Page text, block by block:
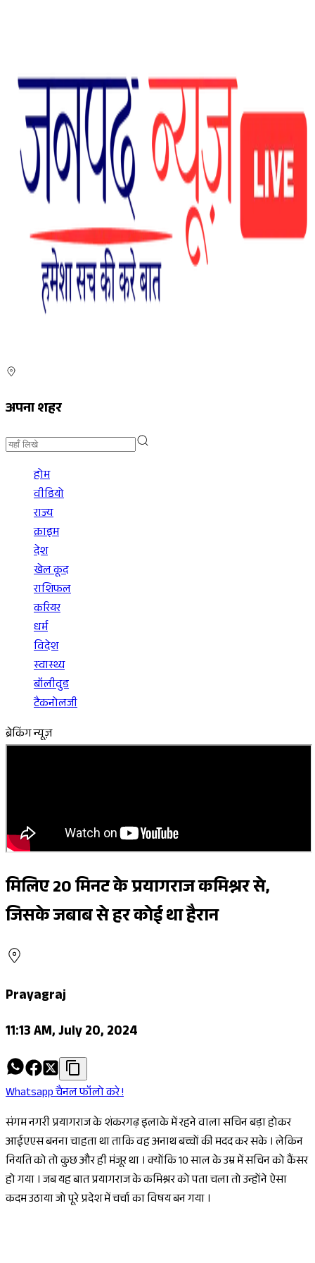
अपना शहर
होम
वीडियो
राज्य
क्राइम
देश
खेल कूद
राशिफल
करियर
धर्म
विदेश
स्वास्थ्य
बॉलीवुड
टैकनोलजी
ब्रेकिंग न्यूज़
मिलिए 20 मिनट के प्रयागराज कमिश्नर से,
जिसके जबाब से हर कोई था हैरान
Prayagraj
11:13 AM, July 20, 2024
Whatsapp चैनल फॉलो करे !
संगम नगरी प्रयागराज के शंकरगढ़ इलाके में रहने वाला सचिन बड़ा होकर
आईएएस बनना चाहता था ताकि वह अनाथ बच्चों की मदद कर सके । लेकिन
नियति को तो कुछ और ही मंजूर था । क्योंकि 10 साल के उम्र में सचिन को कैंसर
हो गया । जब यह बात प्रयागराज के कमिश्नर को पता चला तो उन्होंने ऐसा
कदम उठाया जो पूरे प्रदेश में चर्चा का विषय बन गया ।